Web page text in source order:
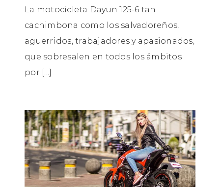
La motocicleta Dayun 125-6 tan
cachimbona como los salvadoreños,
aguerridos, trabajadores y apasionados,
que sobresalen en todos los ámbitos
por [...]